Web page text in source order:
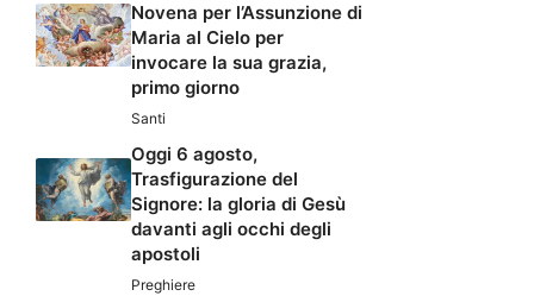
Novena per l’Assunzione di
Maria al Cielo per
invocare la sua grazia,
primo giorno
Santi
Oggi 6 agosto,
Trasfigurazione del
Signore: la gloria di Gesù
davanti agli occhi degli
apostoli
Preghiere